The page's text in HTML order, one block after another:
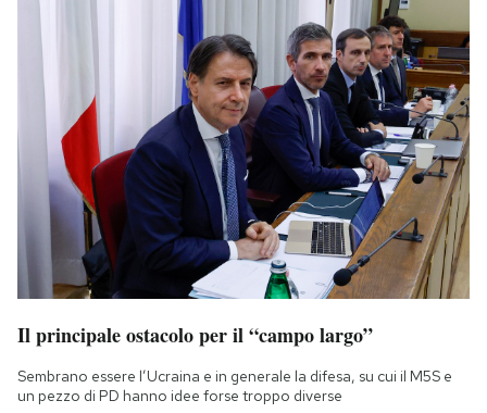
Il principale ostacolo per il “campo largo”
Sembrano essere l’Ucraina e in generale la difesa, su cui il M5S e
un pezzo di PD hanno idee forse troppo diverse